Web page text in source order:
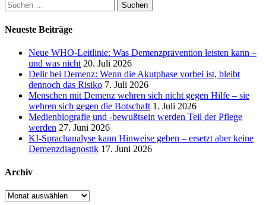
Suchen
nach:
Neueste Beiträge
Neue WHO-Leitlinie: Was Demenzprävention leisten kann –
und was nicht 20. Juli 2026
Delir bei Demenz: Wenn die Akutphase vorbei ist, bleibt
dennoch das Risiko 7. Juli 2026
Menschen mit Demenz wehren sich nicht gegen Hilfe – sie
wehren sich gegen die Botschaft 1. Juli 2026
Medienbiografie und -bewußtsein werden Teil der Pflege
werden 27. Juni 2026
KI-Sprachanalyse kann Hinweise geben – ersetzt aber keine
Demenzdiagnostik 17. Juni 2026
Archiv
Archiv